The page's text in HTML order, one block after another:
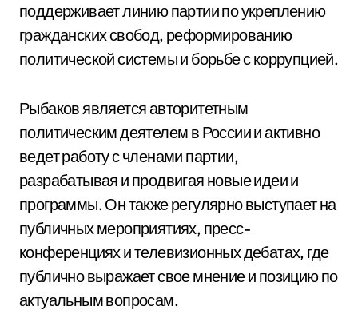
поддерживает линию партии по укреплению
гражданских свобод, реформированию
политической системы и борьбе с коррупцией.
Рыбаков является авторитетным
политическим деятелем в России и активно
ведет работу с членами партии,
разрабатывая и продвигая новые идеи и
программы. Он также регулярно выступает на
публичных мероприятиях, пресс-
конференциях и телевизионных дебатах, где
публично выражает свое мнение и позицию по
актуальным вопросам.